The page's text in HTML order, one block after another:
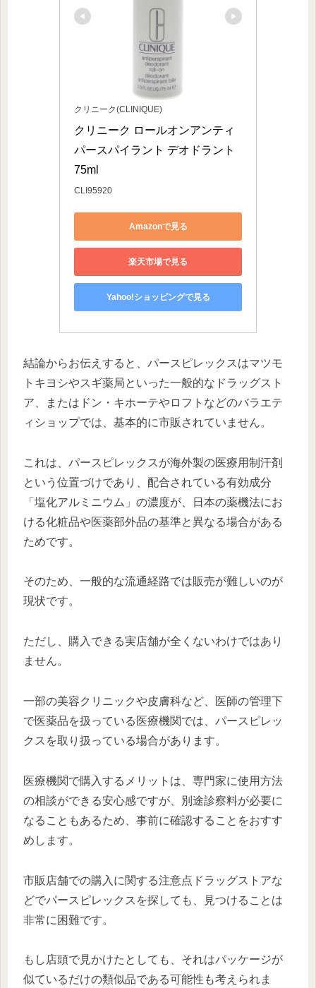
クリニーク(CLINIQUE)
クリニーク ロールオンアンティ
パースパイラント デオドラント
75ml
CLI95920
Amazonで見る
楽天市場で見る
Yahoo!ショッピングで見る
結論からお伝えすると、 パースピレックスはマツモ
トキヨシやスギ薬局といった一般的なドラッグスト
ア、またはドン・キホーテやロフトなどのバラエテ
ィショップでは、基本的に市販されていません。
これは、パースピレックスが海外製の医療用制汗剤
という位置づけであり、配合されている有効成分
「塩化アルミニウム」の濃度が、日本の薬機法にお
ける化粧品や医薬部外品の基準と異なる場合がある
ためです。
そのため、一般的な流通経路では販売が難しいのが
現状です。
ただし、購入できる実店舗が全くないわけではあり
ません。
一部の美容クリニックや皮膚科など、医師の管理下
で医薬品を扱っている医療機関では、パースピレッ
クスを取り扱っている場合があります。
医療機関で購入するメリットは、専門家に使用方法
の相談ができる安心感ですが、別途診察料が必要に
なることもあるため、事前に確認することをおすす
めします。
市販店舗での購入に関する注意点ドラッグストアな
どでパースピレックスを探しても、見つけることは
非常に困難です。
もし店頭で見かけたとしても、それはパッケージが
似ているだけの類似品である可能性も考えられま